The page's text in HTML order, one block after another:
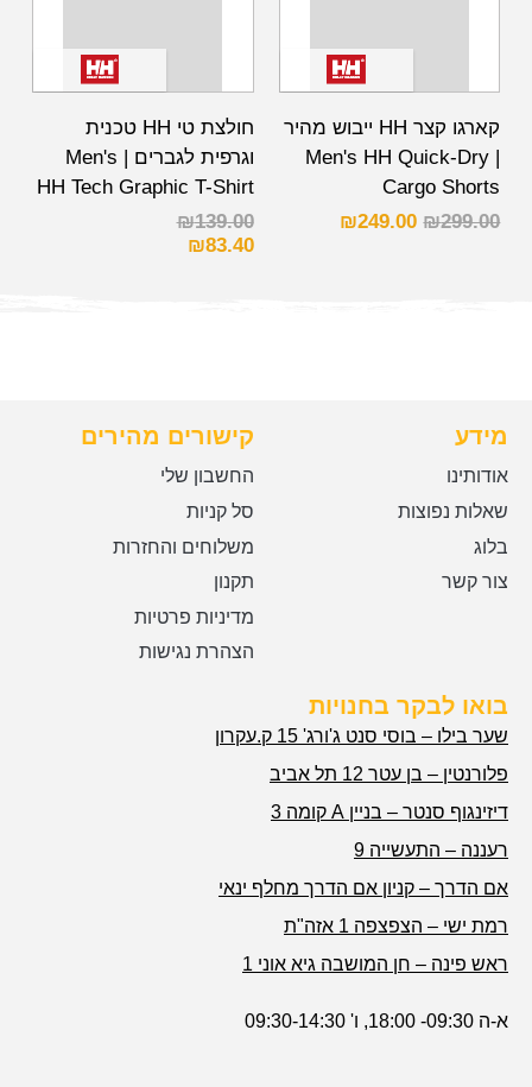
קארגו קצר HH ייבוש מהיר
| Men's HH Quick-Dry
Cargo Shorts
₪299.00
₪249.00
חולצת טי HH טכנית
וגרפית לגברים | Men's
HH Tech Graphic T-Shirt
₪139.00
₪83.40
מידע
אודותינו
שאלות נפוצות
בלוג
צור קשר
קישורים מהירים
החשבון שלי
סל קניות
משלוחים והחזרות
תקנון
מדיניות פרטיות
הצהרת נגישות
בואו לבקר בחנויות
שער בילו – בוסי סנט ג'ורג' 15 ק.עקרון
פלורנטין – בן עטר 12 תל אביב
דיזינגוף סנטר – בניין A קומה 3
רעננה – התעשייה 9
אם הדרך – קניון אם הדרך מחלף ינאי
רמת ישי – הצפצפה 1 אזה"ת
ראש פינה – חן המושבה גיא אוני 1
א-ה 09:30- 18:00, ו' 09:30-14:30